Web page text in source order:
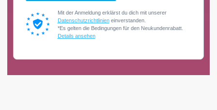
Mit der Anmeldung erklärst du dich mit unserer
Datenschutzrichtlinieneinverstanden.
*Es gelten die Bedingungen für den Neukundenrabatt.
Details ansehen